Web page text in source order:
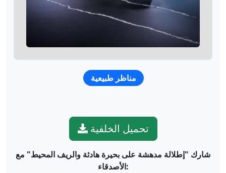
مناظر طبيعية
تحميل الخلفية
شارك "إطلالة مدهشة على بحيرة هادئة والريف المحيط" مع
الأصدقاء: